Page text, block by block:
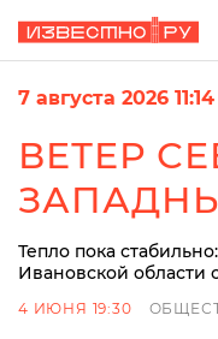
7 августа 2026 11:14
ВЕТЕР
Тепло пока
Ивановской области
4 ИЮНЯ 19:30